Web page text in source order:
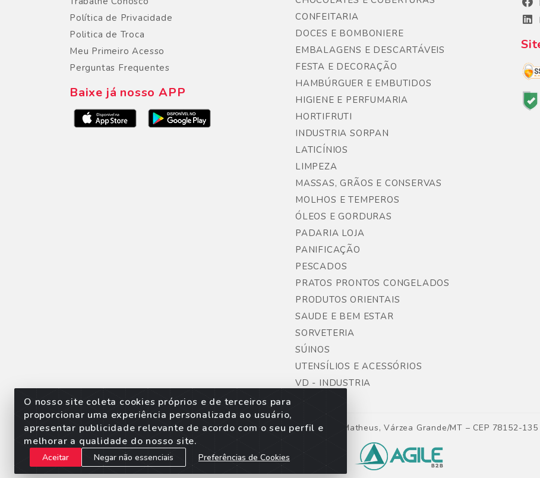
O nosso site coleta cookies próprios e de terceiros para
proporcionar uma experiência personalizada ao usuário,
apresentar publicidade relevante de acordo com o seu perfil e
melhorar a qualidade do nosso site.
Aceitar Negar não essenciais Preferências de Cookies
Política de Privacidade
Politica de Troca
Meu Primeiro Acesso
Perguntas Frequentes
Baixe já nosso APP
CONFEITARIA
DOCES E BOMBONIERE
EMBALAGENS E DESCARTÁVEIS
FESTA E DECORAÇÃO
HAMBÚRGUER E EMBUTIDOS
HIGIENE E PERFUMARIA
HORTIFRUTI
INDUSTRIA SORPAN
LATICÍNIOS
LIMPEZA
MASSAS, GRÃOS E CONSERVAS
MOLHOS E TEMPEROS
ÓLEOS E GORDURAS
PADARIA LOJA
PANIFICAÇÃO
PESCADOS
PRATOS PRONTOS CONGELADOS
PRODUTOS ORIENTAIS
SAUDE E BEM ESTAR
SORVETERIA
SÚINOS
UTENSÍLIOS E ACESSÓRIOS
VD - INDUSTRIA
Sorpan - Rodovia dos Imigrantes, Lote 06, São Matheus, Várzea Grande/MT – CEP 78152-